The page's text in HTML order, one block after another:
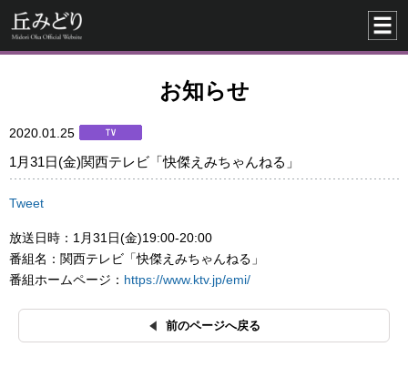
お知らせ
2020.01.25
1月31日(金)関西テレビ「快傑えみちゃんねる」
Tweet
放送日時：1月31日(金)19:00-20:00
番組名：関西テレビ「快傑えみちゃんねる」
番組ホームページ： https://www.ktv.jp/emi/
前のページへ戻る